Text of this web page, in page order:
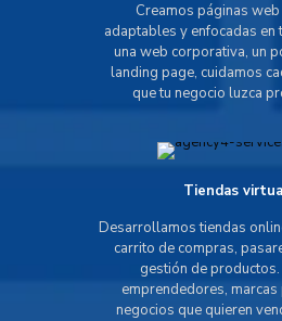
Creamos páginas
adaptables y enfocadas en
una web corporativa, un
landing page, cuidamos
que tu negocio luzca
Tiendas
Desarrollamos tiendas
carrito de compras,
gestión de
emprendedores,
negocios que quieren